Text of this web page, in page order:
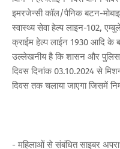
इमरजेन्सी कॉल/पैनिक बटन-
स्वास्थ्य सेवा हेल्प लाइन-102,
क्राईम हेल्प लाईन 1930 आदि के
उल्लेखनीय है कि शासन और पुलिस
दिवस दिनांक 03.10.2024 से
दिवस तक चलाया जाएगा जिसमें
- महिलाओं से संबंधित साइबर